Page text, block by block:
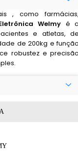
, como
Welmy é
e atletas,
de 200kg e
robustez e